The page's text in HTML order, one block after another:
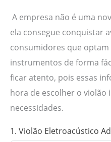
A empresa não é uma
ela consegue conquistar
consumidores que
instrumentos de forma
ficar atento, pois essas
hora de escolher o violão
necessidades.
1. Violão Eletroacústico